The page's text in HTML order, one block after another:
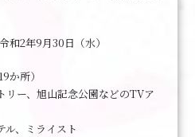
和2年9月30日（水）
か所）
リー、旭山記念公園などのTVア
ル、ミライスト